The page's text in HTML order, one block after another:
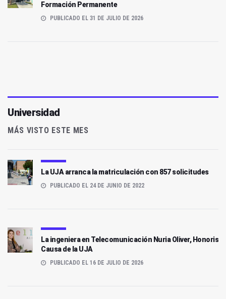
Formación Permanente
PUBLICADO EL 31 DE JULIO DE 2026
Universidad
MÁS VISTO ESTE MES
La UJA arranca la matriculación con 857 solicitudes
PUBLICADO EL 24 DE JUNIO DE 2022
La ingeniera en Telecomunicación Nuria Oliver, Honoris
Causa de la UJA
PUBLICADO EL 16 DE JULIO DE 2026